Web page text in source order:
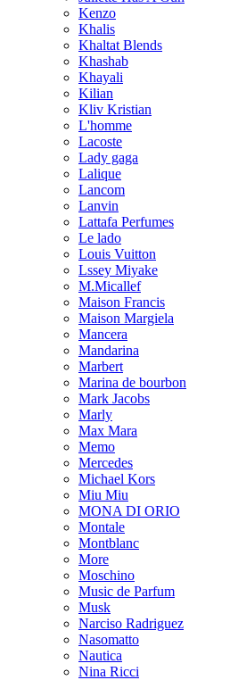
Kenzo
Khalis
Khaltat Blends
Khashab
Khayali
Kilian
Kliv Kristian
L'homme
Lacoste
Lady gaga
Lalique
Lancom
Lanvin
Lattafa Perfumes
Le lado
Louis Vuitton
Lssey Miyake
M.Micallef
Maison Francis
Maison Margiela
Mancera
Mandarina
Marbert
Marina de bourbon
Mark Jacobs
Marly
Max Mara
Memo
Mercedes
Michael Kors
Miu Miu
MONA DI ORIO
Montale
Montblanc
More
Moschino
Music de Parfum
Musk
Narciso Radriguez
Nasomatto
Nautica
Nina Ricci